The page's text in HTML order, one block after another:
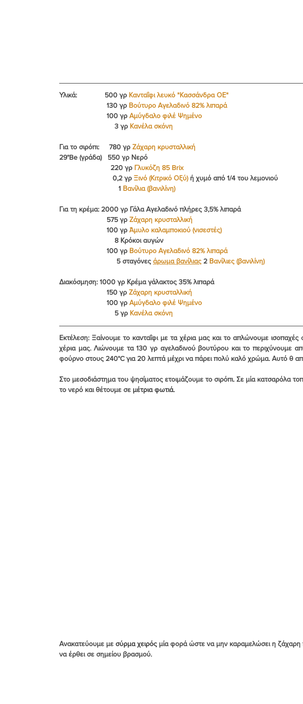
Υλικά:              500 γρ Κανταΐφι λευκό "Κασσάνδρα ΟΕ"
                        130 γρ
Βούτυρο Αγελαδινό 82% λιπαρά
                        100 γρ
Αμύγδαλο φιλέ Ψημένο
                            3 γρ
Κανέλα σκόνη
Για το σιρόπι:     780 γρ Ζάχαρη κρυσταλλική
29°Be (γράδα)   550 γρ Νερό
                          220 γρ
Γλυκόζη 85 Brix
                           0,2 γρ
Ξινό (Κιτρικό Οξύ) ή χυμό από 1/4 του λεμονιού
                              1
Βανίλια (βανιλίνη)
Για τη κρέμα: 2000 γρ Γάλα Αγελαδινό πλήρες 3,5% λιπαρά
                        575 γρ
Ζάχαρη κρυσταλλική
                        100 γρ
Άμυλο καλαμποκιού (νισεστές)
                            8 Κρόκοι αυγών
                        100 γρ
Βούτυρο Αγελαδινό 82% λιπαρά
                             5 σταγόνες
άρωμα βανίλιας 2 Βανίλιες (βανιλίνη)
Διακόσμηση: 1000 γρ Κρέμα γάλακτος 35% λιπαρά
                        150 γρ
Ζάχαρη κρυσταλλική
                        100 γρ
Αμύγδαλο φιλέ Ψημένο
                            5 γρ
Κανέλα σκόνη
Εκτέλεση: Ξαίνουμε το κανταΐφι με τα χέρια μας και το απλώνουμε
χέρια μας. Λιώνουμε τα 130 γρ αγελαδινού βουτύρου και το περιχύνουμε
φούρνο στους 240°C για 20 λεπτά μέχρι να πάρει πολύ καλό χρώμα. Αυτό θ
Στο μεσοδιάστημα του ψησίματος ετοιμάζουμε το σιρόπι. Σε μία κατσαρόλα
το νερό και θέτουμε σε μέτρια φωτιά.
Ανακατεύουμε με σύρμα χειρός μία φορά ώστε να μην καραμελώσει η ζάχαρη
να έρθει σε σημείου βρασμού.